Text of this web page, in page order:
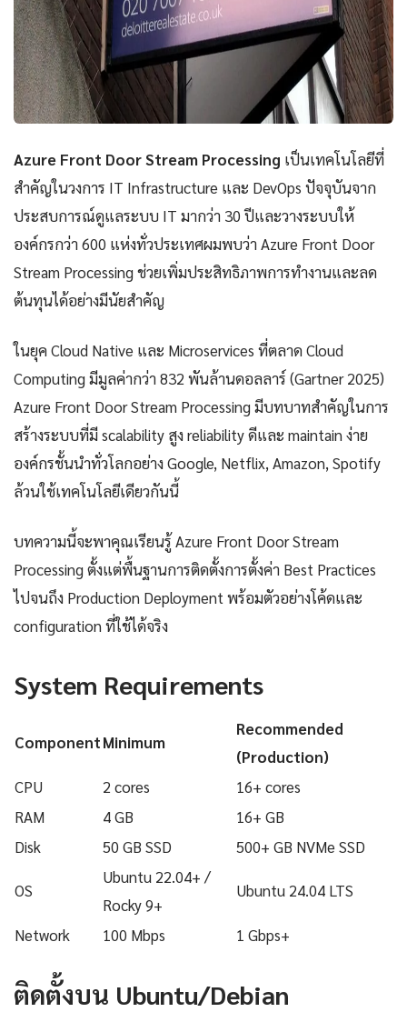
Azure Front Door Stream Processing เป็นเทคโนโลยีที่
สำคัญในวงการ IT Infrastructure และ DevOps ปัจจุบันจาก
ประสบการณ์ดูแลระบบ IT มากว่า 30 ปีและวางระบบให้
องค์กรกว่า 600 แห่งทั่วประเทศผมพบว่า Azure Front Door
Stream Processing ช่วยเพิ่มประสิทธิภาพการทำงานและลด
ต้นทุนได้อย่างมีนัยสำคัญ
ในยุค Cloud Native และ Microservices ที่ตลาด Cloud
Computing มีมูลค่ากว่า 832 พันล้านดอลลาร์ (Gartner 2025)
Azure Front Door Stream Processing มีบทบาทสำคัญในการ
สร้างระบบที่มี scalability สูง reliability ดีและ maintain ง่าย
องค์กรชั้นนำทั่วโลกอย่าง Google, Netflix, Amazon, Spotify
ล้วนใช้เทคโนโลยีเดียวกันนี้
บทความนี้จะพาคุณเรียนรู้ Azure Front Door Stream
Processing ตั้งแต่พื้นฐานการติดตั้งการตั้งค่า Best Practices
ไปจนถึง Production Deployment พร้อมตัวอย่างโค้ดและ
configuration ที่ใช้ได้จริง
System Requirements
ComponentMinimum
Recommended
(Production)
CPU
2 cores
16+ cores
RAM
4 GB
16+ GB
Disk
50 GB SSD 500+ GB NVMe SSD
OS
Ubuntu 22.04+ /
Rocky 9+
Ubuntu 24.04 LTS
Network 100 Mbps 1 Gbps+
ติดตั้งบน Ubuntu/Debian